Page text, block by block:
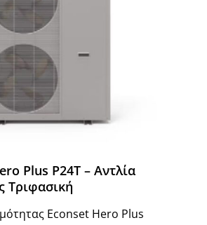
Plus P24T – Αντλία
Τριφασική
Econset Hero Plus